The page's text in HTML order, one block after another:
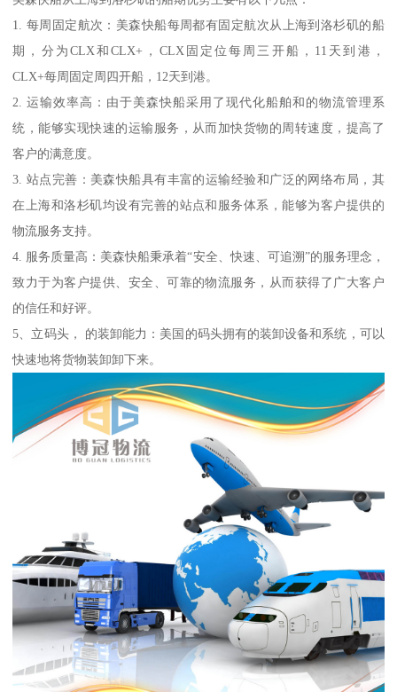
1. 每周固定航次：美森快船每周都有固定航次从上海到洛杉矶的船
期，分为CLX和CLX+，CLX固定位每周三开船，11天到港，
CLX+每周固定周四开船，12天到港。
2. 运输效率高：由于美森快船采用了现代化船舶和的物流管理系
统，能够实现快速的运输服务，从而加快货物的周转速度，提高了
客户的满意度。
3. 站点完善：美森快船具有丰富的运输经验和广泛的网络布局，其
在上海和洛杉矶均设有完善的站点和服务体系，能够为客户提供的
物流服务支持。
4. 服务质量高：美森快船秉承着“安全、快速、可追溯”的服务理念，
致力于为客户提供、安全、可靠的物流服务，从而获得了广大客户
的信任和好评。
5、立码头， 的装卸能力：美国的码头拥有的装卸设备和系统，可以
快速地将货物装卸卸下来。